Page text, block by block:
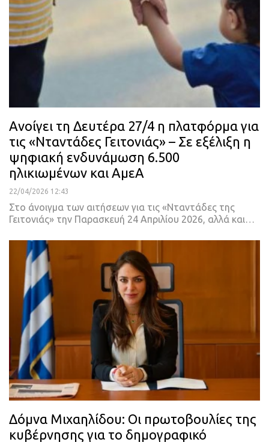
Ανοίγει τη Δευτέρα 27/4 η πλατφόρμα για
τις «Νταντάδες Γειτονιάς» – Σε εξέλιξη η
ψηφιακή ενδυνάμωση 6.500
ηλικιωμένων και ΑμεΑ
22/04/2026 12:43
Στο άνοιγμα των αιτήσεων για τις «Νταντάδες της
Γειτονιάς» την Παρασκευή 24 Απριλίου 2026, αλλά και…
Δόμνα Μιχαηλίδου: Οι πρωτοβουλίες της
κυβέρνησης για το δημογραφικό